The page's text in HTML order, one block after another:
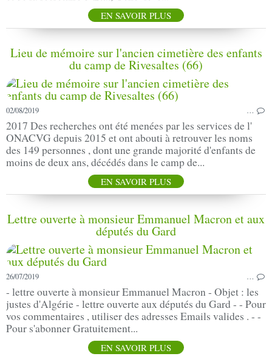
EN SAVOIR PLUS
Lieu de mémoire sur l'ancien cimetière des enfants
du camp de Rivesaltes (66)
02/08/2019 …
2017 Des recherches ont été menées par les services de l'
ONACVG depuis 2015 et ont abouti à retrouver les noms
des 149 personnes , dont une grande majorité d'enfants de
moins de deux ans, décédés dans le camp de...
EN SAVOIR PLUS
Lettre ouverte à monsieur Emmanuel Macron et aux
députés du Gard
26/07/2019 …
- lettre ouverte à monsieur Emmanuel Macron - Objet : les
justes d'Algérie - lettre ouverte aux députés du Gard - - Pour
vos commentaires , utiliser des adresses Emails valides . - -
Pour s'abonner Gratuitement...
EN SAVOIR PLUS